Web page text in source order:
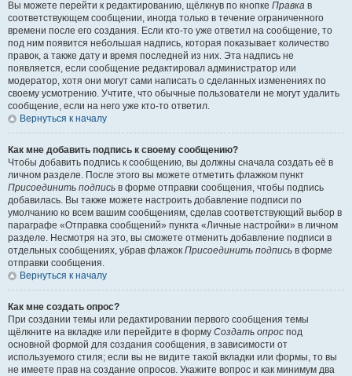
Вы можете перейти к редактированию, щёлкнув по кнопке Правка в
соответствующем сообщении, иногда только в течение ограниченного
времени после его создания. Если кто-то уже ответил на сообщение, то
под ним появится небольшая надпись, которая показывает количество
правок, а также дату и время последней из них. Эта надпись не
появляется, если сообщение редактировал администратор или
модератор, хотя они могут сами написать о сделанных изменениях по
своему усмотрению. Учтите, что обычные пользователи не могут удалить
сообщение, если на него уже кто-то ответил.
Вернуться к началу
Как мне добавить подпись к своему сообщению?
Чтобы добавить подпись к сообщению, вы должны сначала создать её в
личном разделе. После этого вы можете отметить флажком пункт
Присоединить подпись в форме отправки сообщения, чтобы подпись
добавилась. Вы также можете настроить добавление подписи по
умолчанию ко всем вашим сообщениям, сделав соответствующий выбор в
параграфе «Отправка сообщений» пункта «Личные настройки» в личном
разделе. Несмотря на это, вы сможете отменить добавление подписи в
отдельных сообщениях, убрав флажок Присоединить подпись в форме
отправки сообщения.
Вернуться к началу
Как мне создать опрос?
При создании темы или редактировании первого сообщения темы
щёлкните на вкладке или перейдите в форму Создать опрос под
основной формой для создания сообщения, в зависимости от
используемого стиля; если вы не видите такой вкладки или формы, то вы
не имеете прав на создание опросов. Укажите вопрос и как минимум два